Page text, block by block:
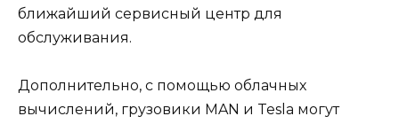
ближайший сервисный центр для
обслуживания.
Дополнительно, с помощью облачных
вычислений, грузовики MAN и Tesla могут